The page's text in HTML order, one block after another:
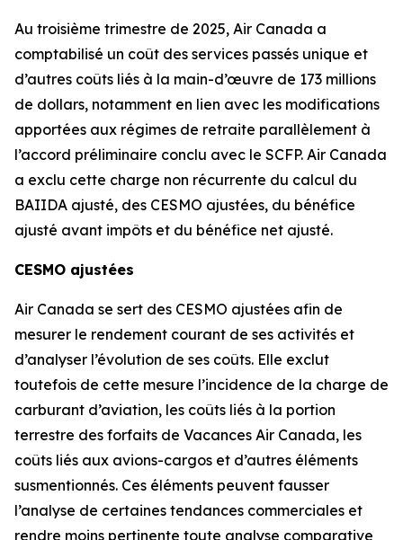
Au troisième trimestre de 2025, Air Canada a
comptabilisé un coût des services passés unique et
d’autres coûts liés à la main-d’œuvre de 173 millions
de dollars, notamment en lien avec les modifications
apportées aux régimes de retraite parallèlement à
l’accord préliminaire conclu avec le SCFP. Air Canada
a exclu cette charge non récurrente du calcul du
BAIIDA ajusté, des CESMO ajustées, du bénéfice
ajusté avant impôts et du bénéfice net ajusté.
CESMO ajustées
Air Canada se sert des CESMO ajustées afin de
mesurer le rendement courant de ses activités et
d’analyser l’évolution de ses coûts. Elle exclut
toutefois de cette mesure l’incidence de la charge de
carburant d’aviation, les coûts liés à la portion
terrestre des forfaits de Vacances Air Canada, les
coûts liés aux avions-cargos et d’autres éléments
susmentionnés. Ces éléments peuvent fausser
l’analyse de certaines tendances commerciales et
rendre moins pertinente toute analyse comparative